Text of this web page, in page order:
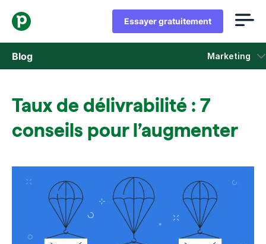
Essayer gratuitement
Blog Marketing
S'ouvre dans une nouvelle fenêtre
Taux de délivrabilité : 7
conseils pour l’augmenter